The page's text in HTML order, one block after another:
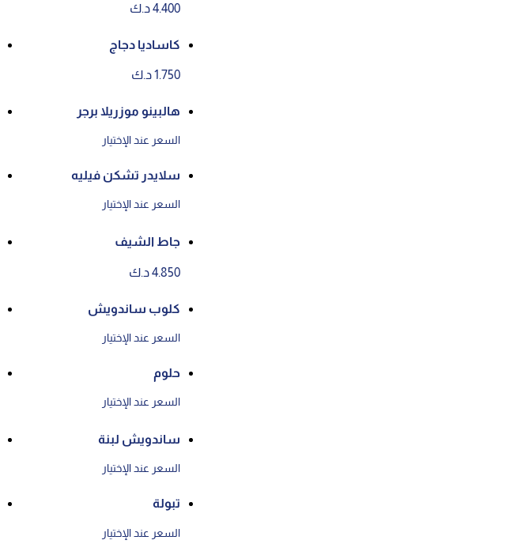
4.400 د.ك
كاساديا دجاج
1.750 د.ك
هالبينو موزريلا برجر
السعر عند الإختيار
سلايدر تشكن فيليه
السعر عند الإختيار
جاط الشيف
4.850 د.ك
كلوب ساندويش
السعر عند الإختيار
حلوم
السعر عند الإختيار
ساندويش لبنة
السعر عند الإختيار
تبولة
السعر عند الإختيار